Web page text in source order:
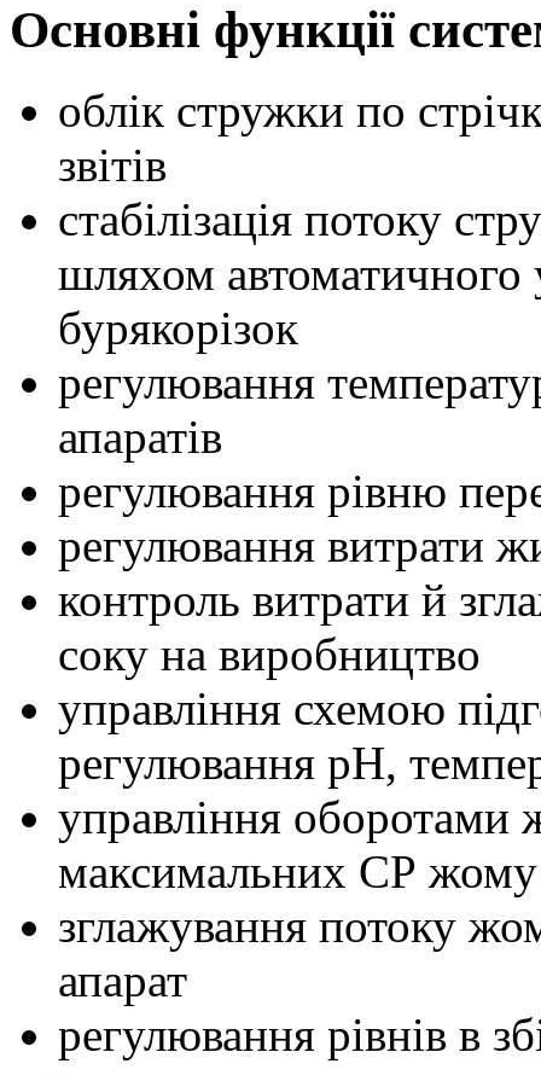
Основні функції
облік стружки по
звітів
стабілізація потоку
шляхом автоматичного
бурякорізок
регулювання
апаратів
регулювання рівню
регулювання витрати
контроль витрати й
соку на виробництво
управління схемою
регулювання pH,
управління оборотами
максимальних СР жому
зглажування потоку
апарат
регулювання рівнів в